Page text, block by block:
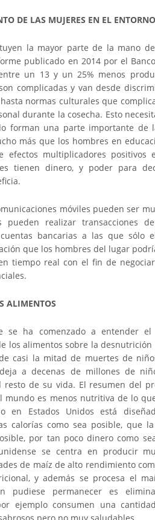
DE LAS MUJERES EN EL
la mayor parte de la mano
publicado en 2014 por el
un 13 y un 25% menos
complicadas y van desde
normas culturales que
durante la cosecha. Esto
forman una parte importante de
más que los hombres en
efectos multiplicadores
tienen dinero, y poder para
móviles pueden ser
pueden realizar transacciones
bancarias a las que sólo
que los hombres del lugar
tiempo real con el fin de
ALIMENTOS
se ha comenzado a entender
los alimentos sobre la desnutrición
casi la mitad de muertes de
a decenas de millones de
resto de su vida. El resumen del
mundo es menos nutritiva de lo
en Estados Unidos está
calorías como sea posible, que
por tan poco dinero como
se centra en producir
de maíz de alto rendimiento
y además se procesa el
pudiese permanecer es
ejemplo consumen una
pero no muy saludables.